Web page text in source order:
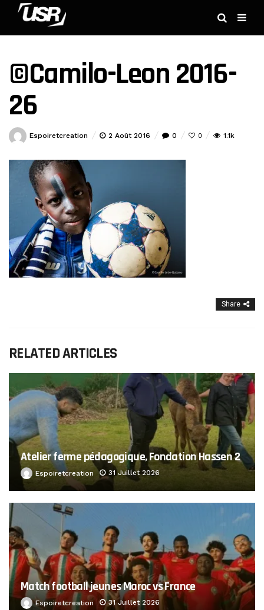
©Camilo-Leon 2016-
26
Espoiretcreation 2 Août 2016 0 0 1.1k
Share
RELATED ARTICLES
Atelier ferme pédagogique, Fondation Hassen 2
Espoiretcreation 31 Juillet 2026
Match football jeunes Maroc vs France
Espoiretcreation 31 Juillet 2026